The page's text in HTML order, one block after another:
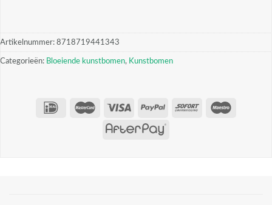
Artikelnummer: 8718719441343
Categorieën: Bloeiende kunstbomen, Kunstbomen